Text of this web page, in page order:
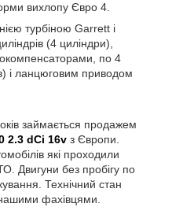
вихлопу Євро 4.
турбіною Garrett і
(4 циліндри),
по 4
і ланцюговим приводом
займається продажем
2.3 dCi 16v з Європи.
які проходили
Двигуни без пробігу по
Технічний стан
фахівцями.